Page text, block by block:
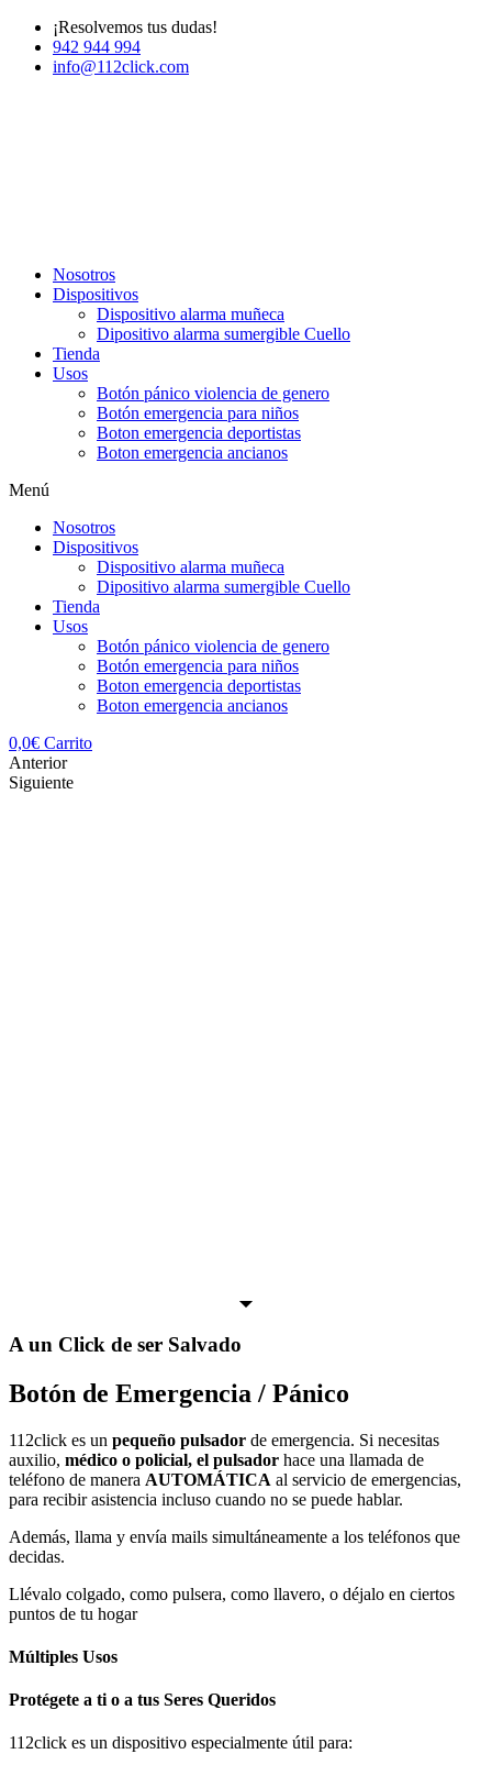
¡Resolvemos tus dudas!
942 944 994
info@112click.com
Nosotros
Dispositivos
Dispositivo alarma muñeca
Dipositivo alarma sumergible Cuello
Tienda
Usos
Botón pánico violencia de genero
Botón emergencia para niños
Boton emergencia deportistas
Boton emergencia ancianos
Menú
Nosotros
Dispositivos
Dispositivo alarma muñeca
Dipositivo alarma sumergible Cuello
Tienda
Usos
Botón pánico violencia de genero
Botón emergencia para niños
Boton emergencia deportistas
Boton emergencia ancianos
0,0€ Carrito
Anterior
Siguiente
A un Click de ser Salvado
Botón de Emergencia / Pánico
112click es un pequeño pulsador de emergencia. Si necesitas
auxilio, médico o policial, el pulsador hace una llamada de
teléfono de manera AUTOMÁTICA al servicio de emergencias,
para recibir asistencia incluso cuando no se puede hablar.
Además, llama y envía mails simultáneamente a los teléfonos que
decidas.
Llévalo colgado, como pulsera, como llavero, o déjalo en ciertos
puntos de tu hogar
Múltiples Usos
Protégete a ti o a tus Seres Queridos
112click es un dispositivo especialmente útil para: